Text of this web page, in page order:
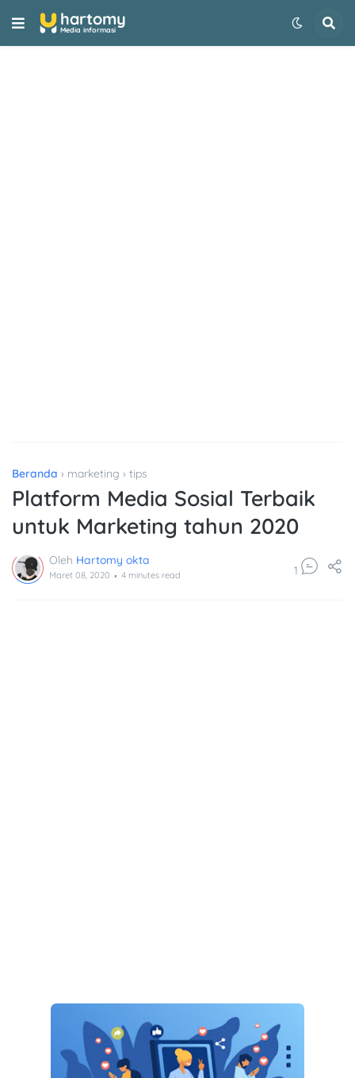
hartomy
Media informasi
Beranda › marketing › tips
Platform Media Sosial Terbaik
untuk Marketing tahun 2020
Oleh Hartomy okta
Maret 08, 2020 . 4 minutes read 1